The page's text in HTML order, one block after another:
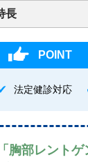
長
POINT
法定健診対応
胸部レントゲ